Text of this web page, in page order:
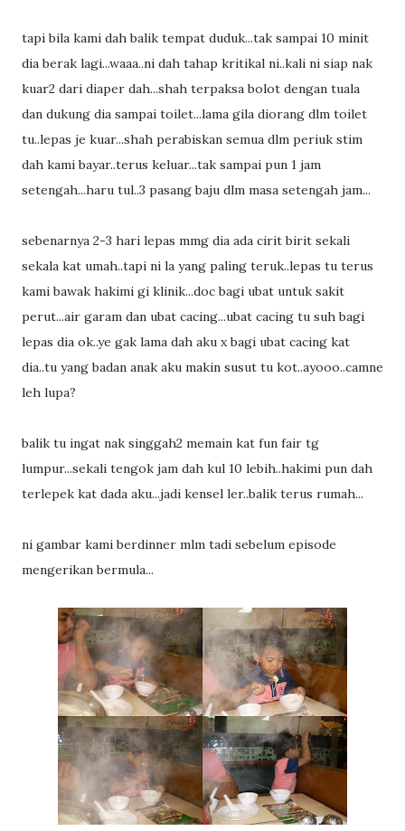
tapi bila kami dah balik tempat duduk...tak sampai 10 minit
dia berak lagi...waaa..ni dah tahap kritikal ni..kali ni siap nak
kuar2 dari diaper dah...shah terpaksa bolot dengan tuala
dan dukung dia sampai toilet...lama gila diorang dlm toilet
tu..lepas je kuar...shah perabiskan semua dlm periuk stim
dah kami bayar..terus keluar...tak sampai pun 1 jam
setengah...haru tul..3 pasang baju dlm masa setengah jam...
sebenarnya 2-3 hari lepas mmg dia ada cirit birit sekali
sekala kat umah..tapi ni la yang paling teruk..lepas tu terus
kami bawak hakimi gi klinik...doc bagi ubat untuk sakit
perut...air garam dan ubat cacing...ubat cacing tu suh bagi
lepas dia ok..ye gak lama dah aku x bagi ubat cacing kat
dia..tu yang badan anak aku makin susut tu kot..ayooo..camne
leh lupa?
balik tu ingat nak singgah2 memain kat fun fair tg
lumpur...sekali tengok jam dah kul 10 lebih..hakimi pun dah
terlepek kat dada aku...jadi kensel ler..balik terus rumah...
ni gambar kami berdinner mlm tadi sebelum episode
mengerikan bermula...